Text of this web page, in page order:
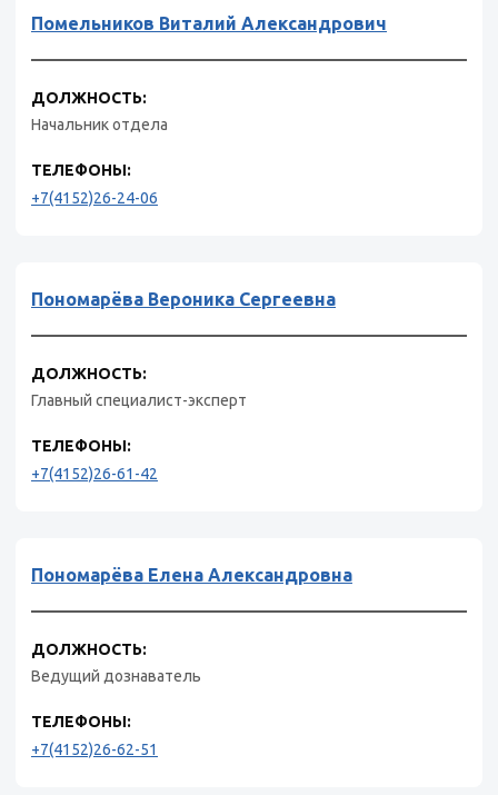
Помельников Виталий Александрович
ДОЛЖНОСТЬ:
Начальник отдела
ТЕЛЕФОНЫ:
+7(4152)26-24-06
Пономарёва Вероника Сергеевна
ДОЛЖНОСТЬ:
Главный специалист-эксперт
ТЕЛЕФОНЫ:
+7(4152)26-61-42
Пономарёва Елена Александровна
ДОЛЖНОСТЬ:
Ведущий дознаватель
ТЕЛЕФОНЫ:
+7(4152)26-62-51